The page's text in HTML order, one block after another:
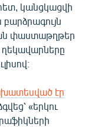
կանցկացվի
փաստաթղթեր
էր
«երկու